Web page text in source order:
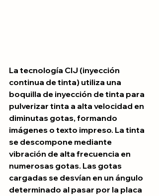
La tecnología CIJ (inyección
continua de tinta) utiliza una
boquilla de inyección de tinta para
pulverizar tinta a alta velocidad en
diminutas gotas, formando
imágenes o texto impreso. La tinta
se descompone mediante
vibración de alta frecuencia en
numerosas gotas. Las gotas
cargadas se desvían en un ángulo
determinado al pasar por la placa